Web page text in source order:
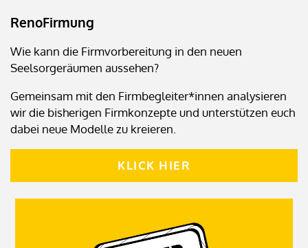
RenoFirmung
Wie kann die Firmvorbereitung in den neuen
Seelsorgeräumen aussehen?
Gemeinsam mit den Firmbegleiter*innen analysieren
wir die bisherigen Firmkonzepte und unterstützen euch
dabei neue Modelle zu kreieren.
KLICK HIER